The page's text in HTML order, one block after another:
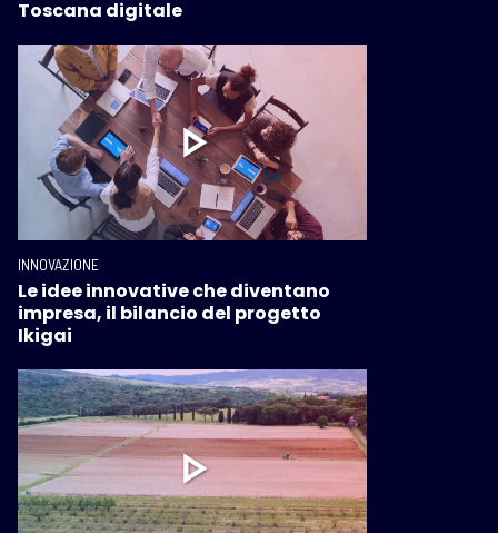
Toscana digitale
INNOVAZIONE
Le idee innovative che diventano
impresa, il bilancio del progetto
Ikigai